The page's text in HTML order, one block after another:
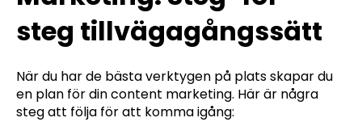
steg tillvägagångssätt
När du har de bästa verktygen på plats skapar du
en plan för din content marketing. Här är några
steg att följa för att komma igång: